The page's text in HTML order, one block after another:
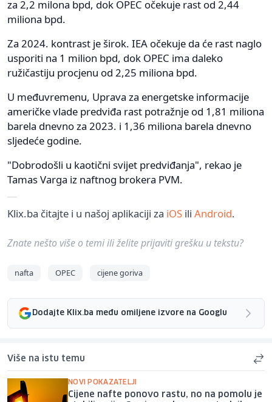
za 2,2 milona bpd, dok OPEC očekuje rast od 2,44
miliona bpd.
Za 2024. kontrast je širok. IEA očekuje da će rast naglo
usporiti na 1 milion bpd, dok OPEC ima daleko
ružičastiju procjenu od 2,25 miliona bpd.
U međuvremenu, Uprava za energetske informacije
američke vlade predviđa rast potražnje od 1,81 miliona
barela dnevno za 2023. i 1,36 miliona barela dnevno
sljedeće godine.
"Dobrodošli u kaotični svijet predviđanja", rekao je
Tamas Varga iz naftnog brokera PVM.
Klix.ba čitajte i u našoj aplikaciji za iOS ili Android.
Znate nešto više o temi ili želite prijaviti grešku u tekstu?
nafta OPEC cijene goriva
Dodajte Klix.ba među omiljene izvore na Googlu
Više na istu temu
NOVI POKAZATELJI
Cijene nafte ponovo rastu, no na pomolu je